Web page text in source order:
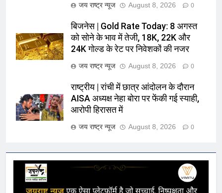
जय राष्ट्र न्यूज August 8, 2026 0
बिजनेस | Gold Rate Today: 8 अगस्त
को सोने के भाव में तेजी, 18K, 22K और
24K गोल्ड के रेट पर निवेशकों की नजर
जय राष्ट्र न्यूज August 8, 2026 0
राष्ट्रीय | रांची में छात्र आंदोलन के दौरान
AISA अध्यक्ष नेहा बोरा पर फेंकी गई स्याही,
आरोपी हिरासत में
जय राष्ट्र न्यूज August 8, 2026 0